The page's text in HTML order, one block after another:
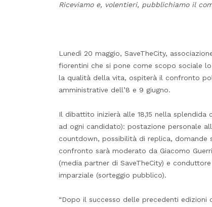
Riceviamo e, volentieri, pubblichiamo il
Lunedì 20 maggio, SaveTheCity,
fiorentini che si pone come scopo sociale
la qualità della vita, ospiterà il confronto
amministrative dell’8 e 9 giugno.
Il dibattito inizierà alle 18,15 nella splendida
ad ogni candidato): postazione personale
countdown, possibilità di replica,
confronto sarà moderato da Giacomo
(media partner di SaveTheCity) e
imparziale (sorteggio pubblico).
“Dopo il successo delle precedenti edizioni